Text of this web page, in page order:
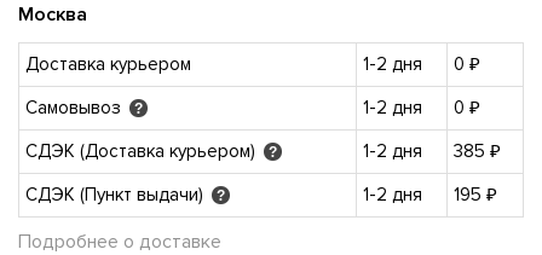
Москва
Доставка курьером 1-2 дня
0 ₽
Самовывоз
? 1-2 дня
0 ₽
СДЭК (Доставка курьером)
? 1-2 дня
385 ₽
СДЭК (Пункт выдачи)
? 1-2 дня 195 ₽
Подробнее о доставке